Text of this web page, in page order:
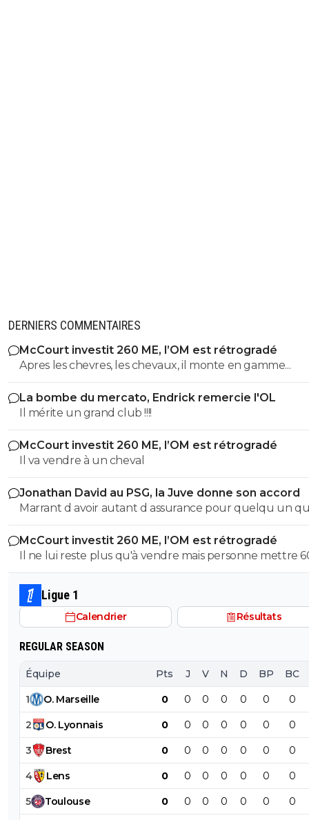
DERNIERS COMMENTAIRES
McCourt investit 260 ME, l’OM est rétrogradé
Apres les chevres, les chevaux, il monte en gamme...
La bombe du mercato, Endrick remercie l'OL
Il mérite un grand club !!!!
McCourt investit 260 ME, l’OM est rétrogradé
Il va vendre à un cheval
Jonathan David au PSG, la Juve donne son accord
Marrant d avoir autant d assurance pour quelqu un
trompe avec autant de régularité... Ton arrogance
presque impressionnant si elle était accompagnée d
quelconque talent, mais bref, je te laisserais volontiers
raison mais je crains la qualité de notre conversation !!!
McCourt investit 260 ME, l’OM est rétrogradé
Il ne lui reste plus qu'à vendre mais personne mettre 600
millions d'euros dans le club. A moins que du côté de
Saoudite ou du Golfe Persique un fou allonge la
mais je n'y crois guère.
Ligue 1
Calendrier Résultats
REGULAR SEASON
Équipe Pts J V N D BP BC
1 O. Marseille 0 0 0 0 0 0 0
2 O. Lyonnais 0 0 0 0 0 0 0
3 Brest 0 0 0 0 0 0 0
4 Lens 0 0 0 0 0 0 0
5 Toulouse 0 0 0 0 0 0 0